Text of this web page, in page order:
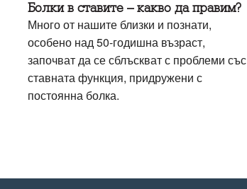
Болки в ставите – какво да правим?
Много от нашите близки и познати,
особено над 50-годишна възраст,
започват да се сблъскват с проблеми със
ставната функция, придружени с
постоянна болка.